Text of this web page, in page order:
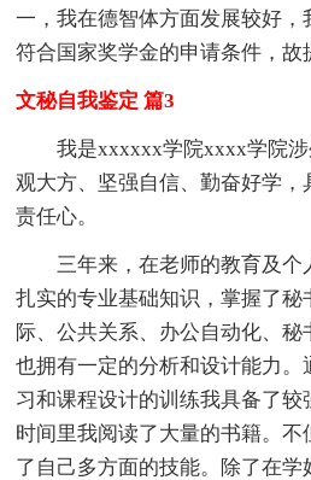
一，我在德智体方面发展较好
符合国家奖学金的申请条件，故
文秘自我鉴定 篇3
我是xxxxxx学院xxxx学院
观大方、坚强自信、勤奋好学，
责任心。
三年来，在老师的教育及个
扎实的专业基础知识，掌握了秘
际、公共关系、办公自动化、
也拥有一定的分析和设计能力
习和课程设计的训练我具备了
时间里我阅读了大量的书籍。不
了自己多方面的技能。除了在